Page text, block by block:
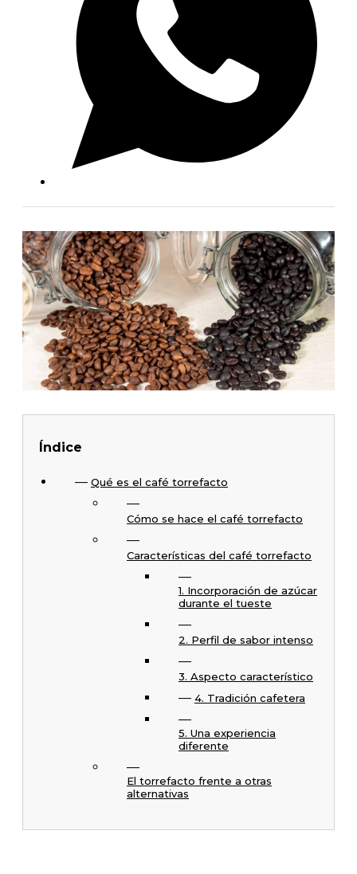
Índice
Qué es el café torrefacto
Cómo se hace el café torrefacto
Características del café torrefacto
1. Incorporación de azúcar
durante el tueste
2. Perfil de sabor intenso
3. Aspecto característico
4. Tradición cafetera
5. Una experiencia
diferente
El torrefacto frente a otras
alternativas